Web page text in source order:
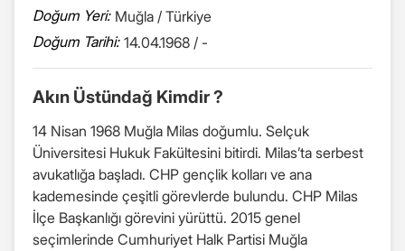
Doğum Yeri: Muğla / Türkiye
Doğum Tarihi: 14.04.1968 / -
Akın Üstündağ Kimdir ?
14 Nisan 1968 Muğla Milas doğumlu. Selçuk
Üniversitesi Hukuk Fakültesini bitirdi. Milas’ta serbest
avukatlığa başladı. CHP gençlik kolları ve ana
kademesinde çeşitli görevlerde bulundu. CHP Milas
İlçe Başkanlığı görevini yürüttü. 2015 genel
seçimlerinde Cumhuriyet Halk Partisi Muğla